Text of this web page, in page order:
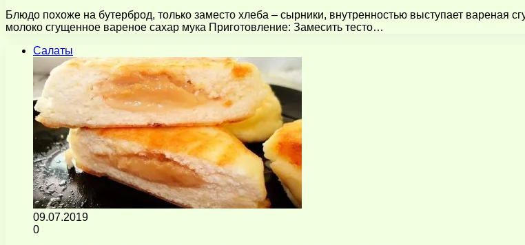
Блюдо похоже на бутерброд, только заместо хлеба – сырники, внутренностью выступает вареная
молоко сгущенное вареное сахар мука Приготовление: Замесить тесто…
Салаты
09.07.2019
0